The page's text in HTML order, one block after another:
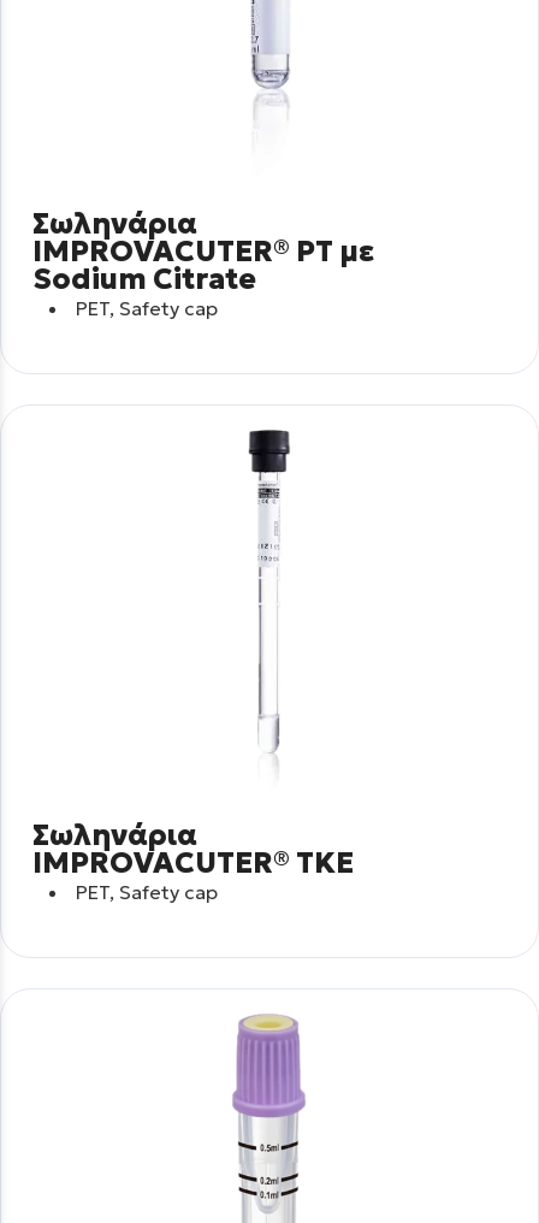
Σωληνάρια
IMPROVACUTER® PT με
Sodium Citrate
PET, Safety cap
Σωληνάρια
IMPROVACUTER® TKE
PET, Safety cap